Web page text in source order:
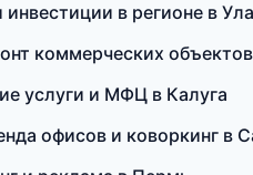
в регионе в
коммерческих
услуги и МФЦ в Калуга
офисов и коворкинг в